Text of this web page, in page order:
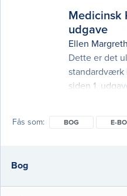
Medicinsk
udgave
Ellen
Dette er det
standardværk
siden 1.
førende
Medicin i
Fås som BOG E-
Bog